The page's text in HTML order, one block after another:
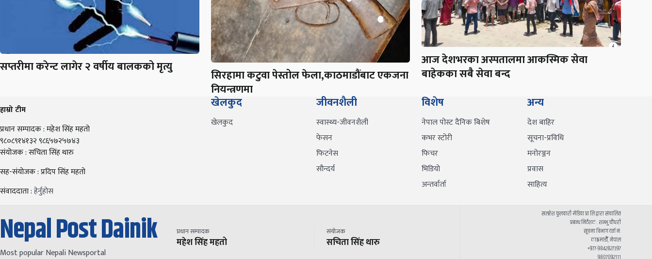
सप्तरीमा करेन्ट लागेर २ वर्षीय बालकको मृत्यु सिरहामा कटुवा पेस्तोल फेला,काठमाडौंबाट एकजना
नियन्त्रणमा
आज देशभरका अस्पतालमा आकस्मिक सेवा
बाहेकका सबै सेवा बन्द
हाम्रो टीम
प्रधान सम्पादक : महेश सिंह महतो
९८०८९१४१३२ ९८६५७२५७४३
संयोजक : सचिता सिंह थारु
सह-संयोजक : प्रदिप सिंह महतो
संवाददाता :हेर्नुहोस
खेलकुद
खेलकुद
जीवनशैली
स्वास्थ्य-जीवनशैली
फेसन
फिटनेस
सौन्दर्य
विशेष
नेपाल पोस्ट दैनिक बिशेष
कभर स्टोरी
फिचर
भिडियो
अन्तर्वार्ता
अन्य
देश बाहिर
सूचना-प्रविधि
मनोरञ्जन
प्रवास
साहित्य
Nepal Post Dainik
Most popular Nepali Newsportal
प्रधान सम्पादक
महेश सिंह महतो
संयोजक
सचिता सिंह थारु
सलहेश फुलवारी मेडिया प्रा लि द्वारा संचालित
प्रबन्ध निर्देशक : शम्भु चौधरी
सूचना विभाग दर्ता नं:
काठमाडौँ, नेपाल
+९७७-९८४२८२७३९७
९८०७०९२१११